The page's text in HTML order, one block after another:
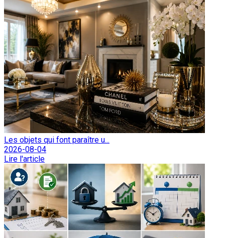
Les objets qui font paraître u...
2026-08-04
Lire l'article